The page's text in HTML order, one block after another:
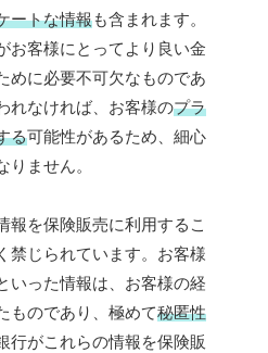
ートな情報も含まれます。
お客様にとってより良い金
めに必要不可欠なものであ
れなければ、お客様のプラ
る可能性があるため、細心
ません。
報を保険販売に利用するこ
禁じられています。お客様
いった情報は、お客様の経
ものであり、極めて秘匿性
行がこれらの情報を保険販